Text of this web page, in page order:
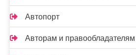
Автопорт
Авторам и правообладателям